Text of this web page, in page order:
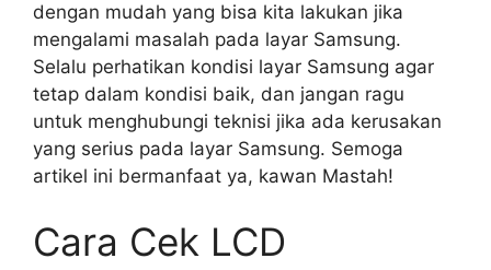
dengan mudah yang bisa kita lakukan jika
mengalami masalah pada layar Samsung.
Selalu perhatikan kondisi layar Samsung agar
tetap dalam kondisi baik, dan jangan ragu
untuk menghubungi teknisi jika ada kerusakan
yang serius pada layar Samsung. Semoga
artikel ini bermanfaat ya, kawan Mastah!
Cara Cek LCD